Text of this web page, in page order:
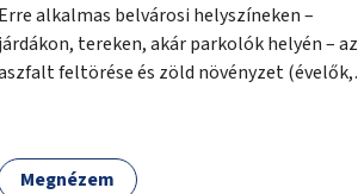
Erre alkalmas belvárosi helyszíneken –
járdákon, tereken, akár parkolók helyén – az
feltörése és zöld növényzet (évelők,
Megnézem